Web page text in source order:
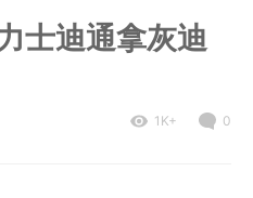
士迪通拿灰迪
1K+ 0